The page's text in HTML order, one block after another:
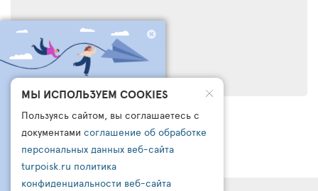
ЧТО БРОНИРУЮТ
ДРУГИЕ СЕГОДНЯ?
ПОДПИШИСЬ НА НАШ
КАНАЛ В ТЕЛЕГРАМ
Узнайте:
- Что чаще всего бронируют другие
МЫ ИСПОЛЬЗУЕМ COOKIES
Пользуясь сайтом, вы соглашаетесь с
документами соглашение об обработке
персональных данных веб-сайта
turpoisk.ru политика
конфиденциальности веб-сайта